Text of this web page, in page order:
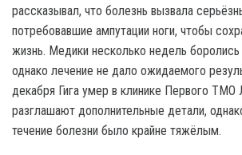
рассказывал, что болезнь вызвала
потребовавшие ампутации ноги, чтобы
жизнь. Медики несколько недель боролись
однако лечение не дало ожидаемого
декабря Гига умер в клинике Первого ТМО
разглашают дополнительные детали,
течение болезни было крайне тяжёлым.